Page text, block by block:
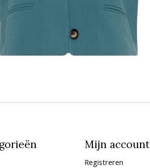
Mijn account
Registreren